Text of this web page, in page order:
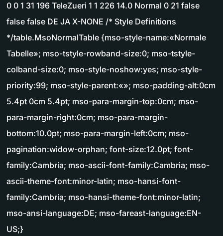
0 0 1 31 196 TeleZueri 1 1 226 14.0 Normal 0 21 false
false false DE JA X-NONE /* Style Definitions
*/table.MsoNormalTable {mso-style-name:«Normale
Tabelle»; mso-tstyle-rowband-size:0; mso-tstyle-
colband-size:0; mso-style-noshow:yes; mso-style-
priority:99; mso-style-parent:«»; mso-padding-alt:0cm
5.4pt 0cm 5.4pt; mso-para-margin-top:0cm; mso-
para-margin-right:0cm; mso-para-margin-
bottom:10.0pt; mso-para-margin-left:0cm; mso-
pagination:widow-orphan; font-size:12.0pt; font-
family:Cambria; mso-ascii-font-family:Cambria; mso-
ascii-theme-font:minor-latin; mso-hansi-font-
family:Cambria; mso-hansi-theme-font:minor-latin;
mso-ansi-language:DE; mso-fareast-language:EN-
US;}